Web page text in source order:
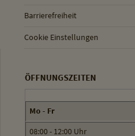
Barrierefreiheit
Cookie Einstellungen
ÖFFNUNGSZEITEN
Mo - Fr
08:00 - 12:00 Uhr